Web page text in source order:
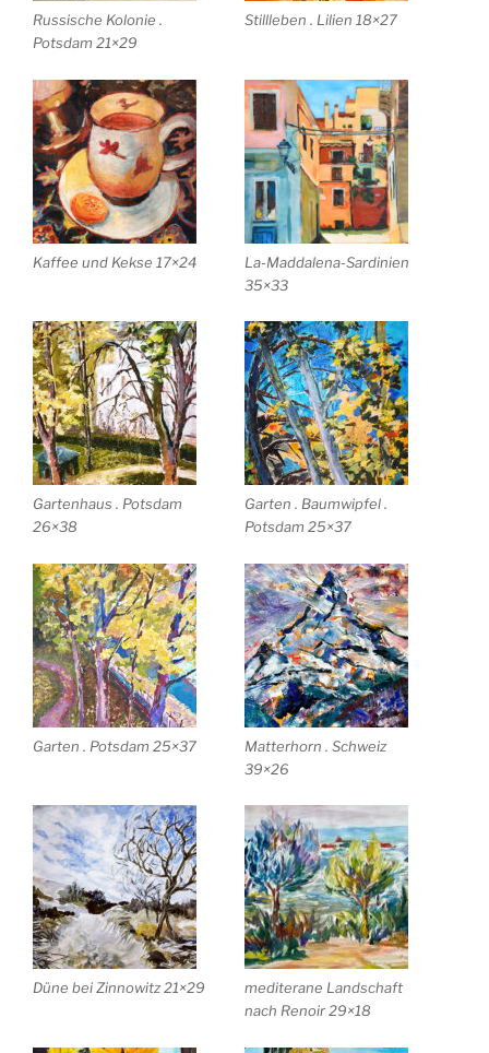
Russische Kolonie .
Potsdam 21×29
Stillleben . Lilien 18×27
Kaffee und Kekse 17×24
La-Maddalena-Sardinien
35×33
Gartenhaus . Potsdam
26×38
Garten . Baumwipfel .
Potsdam 25×37
Garten . Potsdam 25×37
Matterhorn . Schweiz
39×26
Düne bei Zinnowitz 21×29
mediterane Landschaft
nach Renoir 29×18